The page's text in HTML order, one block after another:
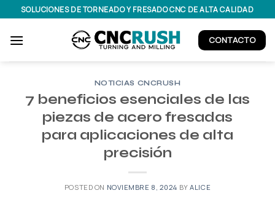
Saltar
al
contenido
SOLUCIONES DE TORNEADO Y FRESADO CNC DE ALTA CALIDAD
CONTACTO
NOTICIAS CNCRUSH
7 beneficios esenciales de las
piezas de acero fresadas
para aplicaciones de alta
precisión
POSTED ON NOVIEMBRE 8, 2024 BYALICE